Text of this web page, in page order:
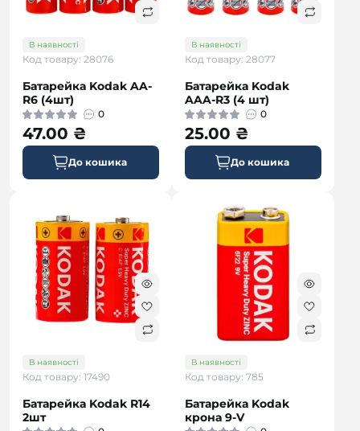
В наявності
Код товару: 28076
Батарейка Kodak AA-
R6 (4шт)
0
47.00 ₴
До кошика
В наявності
Код товару: 28077
Батарейка Kodak
AAA-R3 (4 шт)
0
25.00 ₴
До кошика
В наявності
Код товару: 17490
Батарейка Kodak R14
2шт
В наявності
Код товару: 785
Батарейка Kodak
крона 9-V